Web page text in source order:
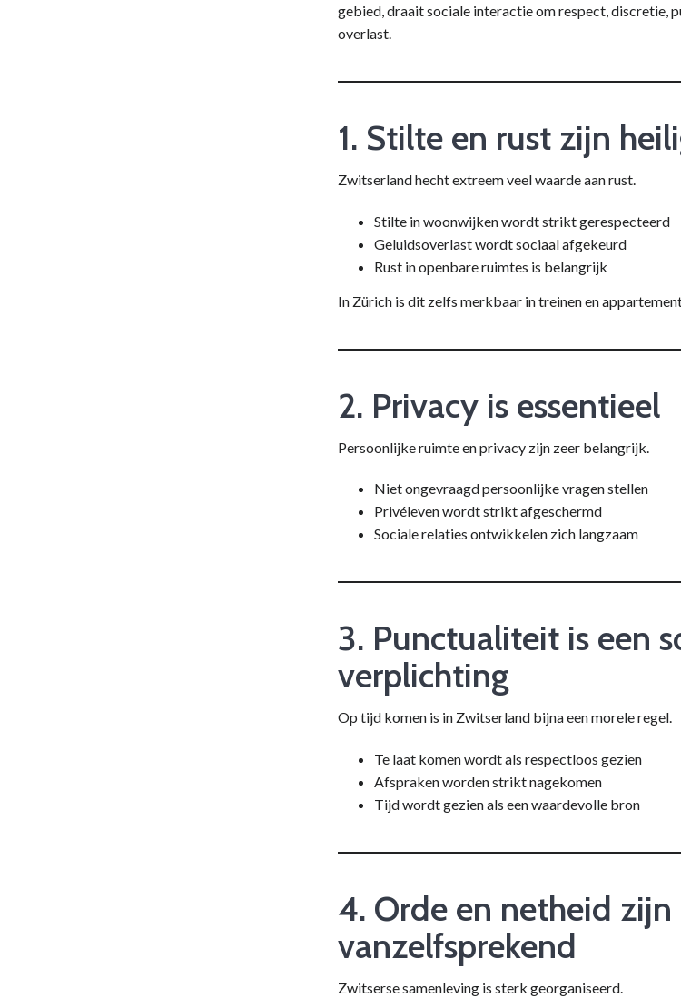
gebied, draait sociale interactie om respect, discretie,
overlast.
1. Stilte en rust zijn
Zwitserland hecht extreem veel waarde aan rust.
Stilte in woonwijken wordt strikt gerespecteerd
Geluidsoverlast wordt sociaal afgekeurd
Rust in openbare ruimtes is belangrijk
In Zürich is dit zelfs merkbaar in treinen en
2. Privacy is essentieel
Persoonlijke ruimte en privacy zijn zeer belangrijk.
Niet ongevraagd persoonlijke vragen stellen
Privéleven wordt strikt afgeschermd
Sociale relaties ontwikkelen zich langzaam
3. Punctualiteit is een
verplichting
Op tijd komen is in Zwitserland bijna een morele regel.
Te laat komen wordt als respectloos gezien
Afspraken worden strikt nagekomen
Tijd wordt gezien als een waardevolle bron
4. Orde en netheid zijn
vanzelfsprekend
Zwitserse samenleving is sterk georganiseerd.